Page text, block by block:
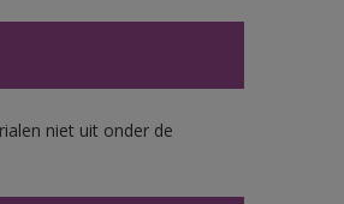
niet uit onder de